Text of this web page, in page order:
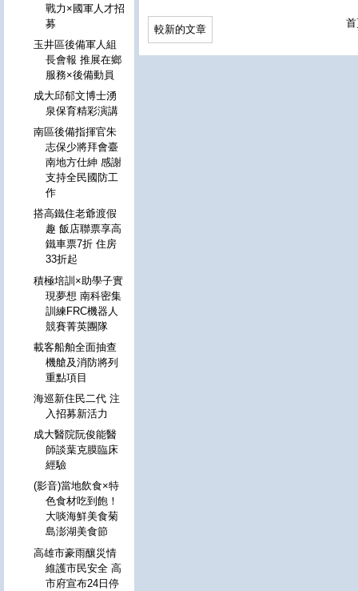
較新的文章
戰力×國軍人才招
募
玉井區後備軍人組
長會報 推展在鄉
服務×後備動員
成大邱郁文博士湧
泉保育精彩演講
南區後備指揮官朱
志保少將拜會臺
南地方仕紳 感謝
支持全民國防工
作
搭高鐵住老爺渡假
趣 飯店聯票享高
鐵車票7折 住房
33折起
積極培訓×助學子實
現夢想 南科密集
訓練FRC機器人
競賽菁英團隊
載客船舶全面抽查
機艙及消防將列
重點項目
海巡新住民二代 注
入招募新活力
成大醫院阮俊能醫
師談葉克膜臨床
經驗
(影音)當地飲食×特
色食材吃到飽！
大啖海鮮美食菊
島澎湖美食節
高雄市豪雨釀災情
維護市民安全 高
市府宣布24日停